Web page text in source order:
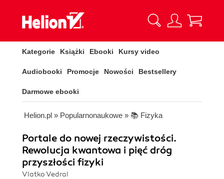
Kategorie Książki Ebooki Kursy video
Audiobooki Promocje Nowości Bestsellery
Darmowe ebooki
Helion.pl » Popularnonaukowe » 📚 Fizyka
Portale do nowej rzeczywistości.
Rewolucja kwantowa i pięć dróg
przyszłości fizyki
Vlatko Vedral